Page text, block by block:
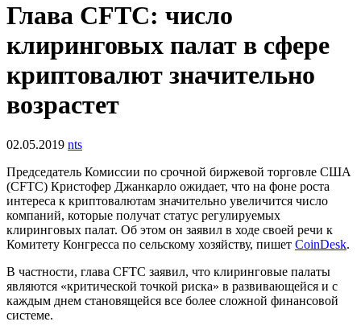
Глава CFTC: число
клиринговых палат в сфере
криптовалют значительно
возрастет
02.05.2019 nts
Председатель Комиссии по срочной биржевой торговле США
(CFTC) Кристофер Джанкарло ожидает, что на фоне роста
интереса к криптовалютам значительно увеличится число
компаний, которые получат статус регулируемых
клиринговых палат. Об этом он заявил в ходе своей речи к
Комитету Конгресса по сельскому хозяйству, пишет CoinDesk.
В частности, глава CFTC заявил, что клиринговые палаты
являются «критической точкой риска» в развивающейся и с
каждым днем становящейся все более сложной финансовой
системе.